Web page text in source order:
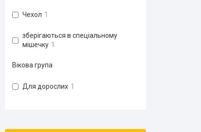
Чехол 1
зберігаються в спеціальному
мішечку 1
Вікова група
Для дорослих 1